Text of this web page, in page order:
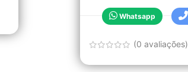
Whatsapp
(0 avaliações)